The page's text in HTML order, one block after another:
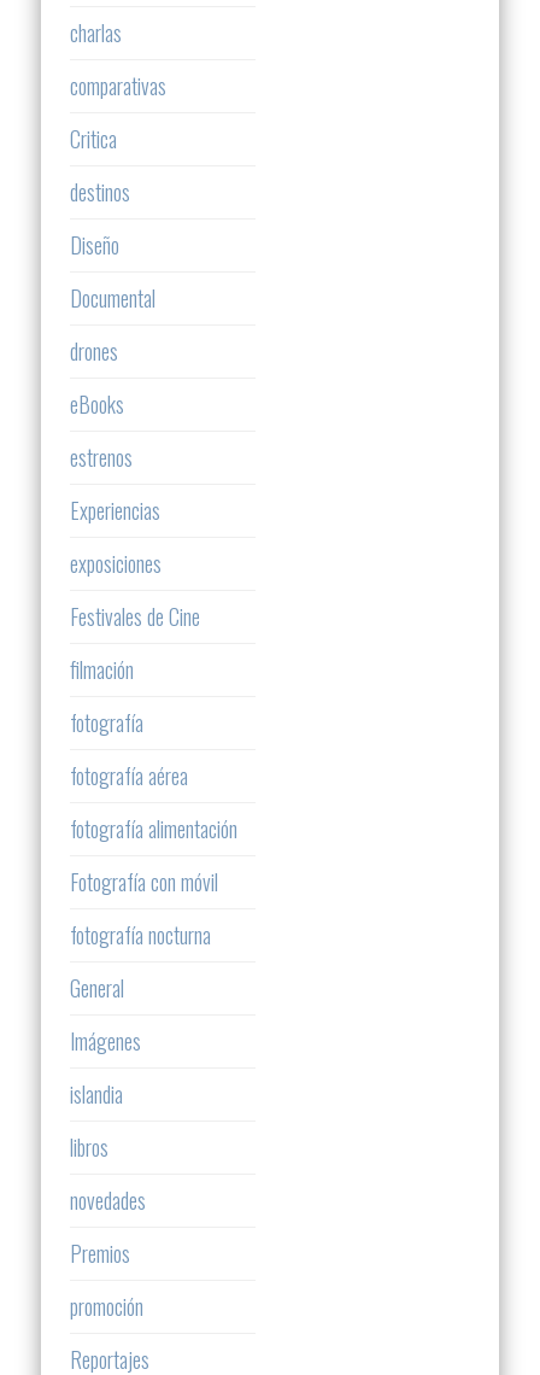
charlas
comparativas
Critica
destinos
Diseño
Documental
drones
eBooks
estrenos
Experiencias
exposiciones
Festivales de Cine
filmación
fotografía
fotografía aérea
fotografía alimentación
Fotografía con móvil
fotografía nocturna
General
Imágenes
islandia
libros
novedades
Premios
promoción
Reportajes